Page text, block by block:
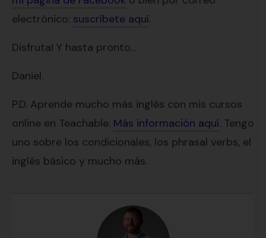
electrónico: suscríbete aquí.
Disfruta! Y hasta pronto…
Daniel.
P.D. Aprende mucho más inglés con mis cursos
online en Teachable. Más información aquí. Tengo
uno sobre los condicionales, los phrasal verbs, el
inglés básico y mucho más.